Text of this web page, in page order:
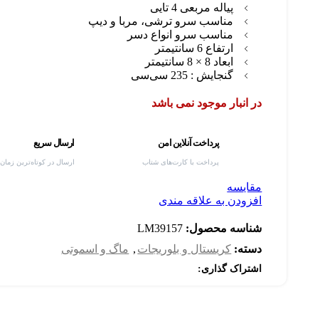
پیاله مربعی 4 تایی
مناسب سرو ترشی، مربا و دیپ
مناسب سرو انواع دسر
ارتفاع 6 سانتیمتر
ابعاد 8 × 8 سانتیمتر
گنجایش : 235 سی‌سی
در انبار موجود نمی باشد
پرداخت آنلاین امن
پرداخت با کارت‌های شتاب
ارسال سریع
ارسال در کوتاه‌ترین زمان
مقایسه
افزودن به علاقه مندی
شناسه محصول: LM39157
دسته: کریستال و بلوریجات , ماگ و اسموتی
اشتراک گذاری: